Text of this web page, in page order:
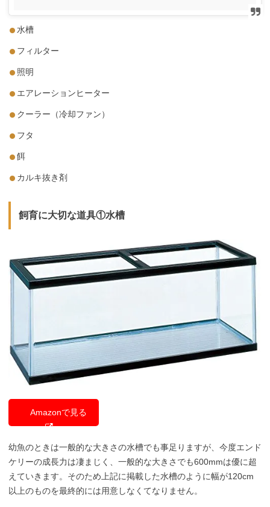
水槽
フィルター
照明
エアレーションヒーター
クーラー（冷却ファン）
フタ
餌
カルキ抜き剤
飼育に大切な道具①水槽
Amazonで見る
幼魚のときは一般的な大きさの水槽でも事足りますが、今度エンド
ケリーの成長力は凄まじく、一般的な大きさでも600mmは優に超
えていきます。そのため上記に掲載した水槽のように幅が120cm
以上のものを最終的には用意しなくてなりません。